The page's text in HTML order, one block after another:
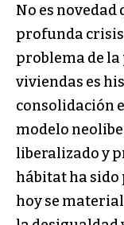
No es
profunda
problema de
viviendas es
consolidación
modelo
liberalizado y
hábitat ha sido
hoy se